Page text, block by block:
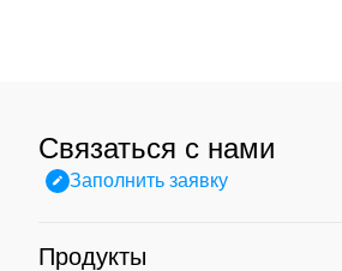
Связаться с нами
Заполнить заявку
Продукты